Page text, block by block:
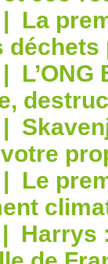
| La
|
|
| Le
| Harrys